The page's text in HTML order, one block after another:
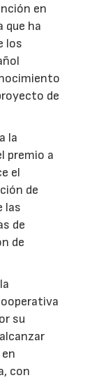
en
que ha
los
de
la
premio a
el
de
las
de
de
su
con